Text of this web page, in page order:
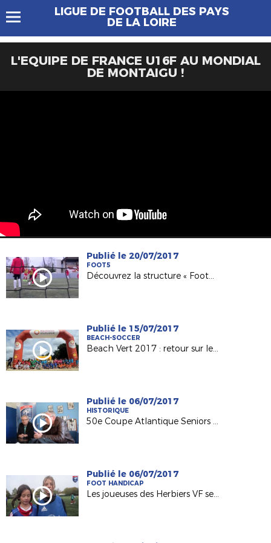
LIGUE DE FOOTBALL DES PAYS
DE LA LOIRE
L'EQUIPE DE FRANCE U16F AU MONDIAL
DE MONTAIGU !
Publié le 20/07/2017
FOOT5
Découvrez la structure « Foot5 Mobile FFF » !
Publié le 15/07/2017
BEACH-SOCCER
Beach Vert 2017 : retour sur les 4 étapes de la 1ère semaine !
Publié le 06/07/2017
HISTORIQUE
50e Coupe Atlantique Seniors : Retour sur la victoire de l'ASPTT Nantes en 1982
Publié le 06/07/2017
FOOT HANDICAP
Les joueuses des Herbiers VF sensibilisées au football adapté